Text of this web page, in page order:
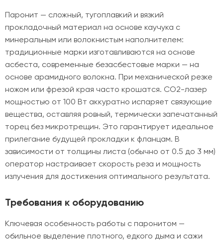
Паронит — сложный, тугоплавкий и вязкий
прокладочный материал на основе каучука с
минеральным или волокнистым наполнителем:
традиционные марки изготавливаются на основе
асбеста, современные безасбестовые марки — на
основе арамидного волокна. При механической резке
ножом или фрезой края часто крошатся. CO2-лазер
мощностью от 100 Вт аккуратно испаряет связующие
вещества, оставляя ровный, термически запечатанный
торец без микротрещин. Это гарантирует идеальное
прилегание будущей прокладки к фланцам. В
зависимости от толщины листа (обычно от 0.5 до 3 мм)
оператор настраивает скорость реза и мощность
излучения для достижения оптимального результата.
Требования к оборудованию
Ключевая особенность работы с паронитом —
обильное выделение плотного, едкого дыма и сажи